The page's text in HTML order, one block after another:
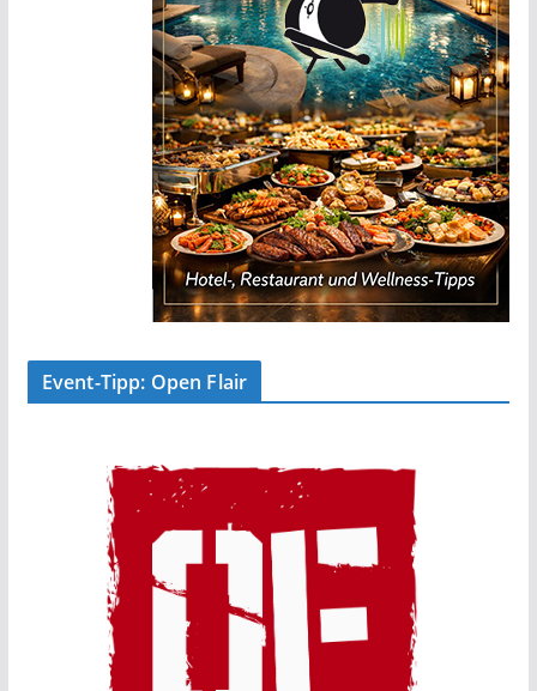
Event-Tipp: Open Flair